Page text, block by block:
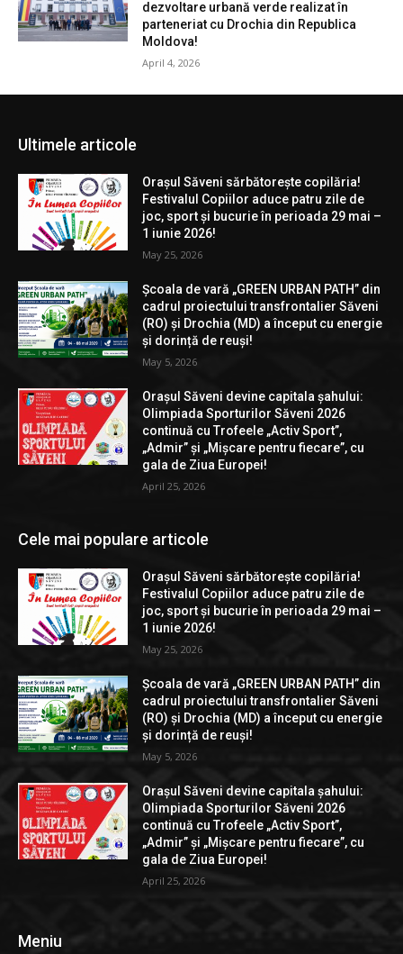
dezvoltare urbană verde realizat în
parteneriat cu Drochia din Republica
Moldova!
April 4, 2026
Ultimele articole
Orașul Săveni sărbătorește copilăria!
Festivalul Copiilor aduce patru zile de
joc, sport și bucurie în perioada 29 mai –
1 iunie 2026!
May 25, 2026
Școala de vară „GREEN URBAN PATH” din
cadrul proiectului transfrontalier Săveni
(RO) și Drochia (MD) a început cu energie
și dorință de reuși!
May 5, 2026
Orașul Săveni devine capitala șahului:
Olimpiada Sporturilor Săveni 2026
continuă cu Trofeele „Activ Sport”,
„Admir” și „Mișcare pentru fiecare”, cu
gala de Ziua Europei!
April 25, 2026
Cele mai populare articole
Orașul Săveni sărbătorește copilăria!
Festivalul Copiilor aduce patru zile de
joc, sport și bucurie în perioada 29 mai –
1 iunie 2026!
May 25, 2026
Școala de vară „GREEN URBAN PATH” din
cadrul proiectului transfrontalier Săveni
(RO) și Drochia (MD) a început cu energie
și dorință de reuși!
May 5, 2026
Orașul Săveni devine capitala șahului:
Olimpiada Sporturilor Săveni 2026
continuă cu Trofeele „Activ Sport”,
„Admir” și „Mișcare pentru fiecare”, cu
gala de Ziua Europei!
April 25, 2026
Meniu